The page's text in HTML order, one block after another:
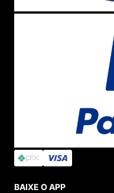
BAIXE O APP